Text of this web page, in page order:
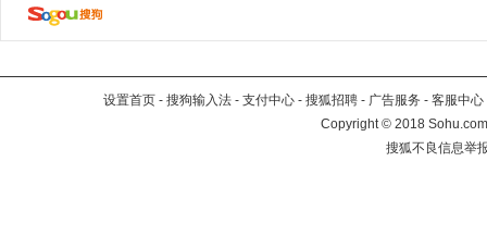
设置首页 - 搜狗输入法 - 支付中心 - 搜狐招聘 - 广告服务 - 客服中心
Copyright©2018
搜狐不良信息举